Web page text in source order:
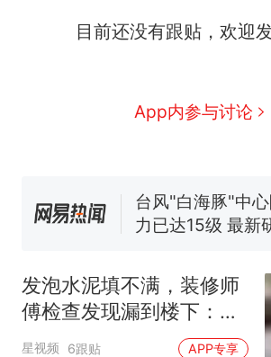
目前还没有跟贴，欢迎
App内参与讨论
号，仅凭视频评出
来源：参考消息）
笔试第一被第二
官方通报
已叫停招聘，成
核查
台风"白海豚"中
力已达15级 最新
因老师一句“跟我
人生
发泡水泥填不满，装修师
傅检查发现漏到楼下：出
风口未延伸到外墙
星视频 6跟贴 APP专享